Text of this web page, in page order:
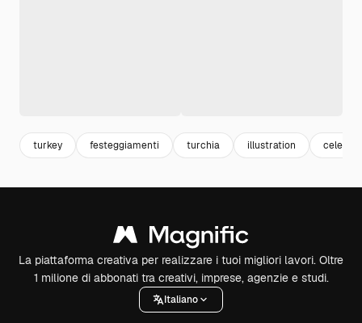
turkey festeggiamenti turchia illustration
La piattaforma creativa per realizzare i tuoi migliori lavori. Oltre
1 milione di abbonati tra creativi, imprese, agenzie e studi.
Italiano